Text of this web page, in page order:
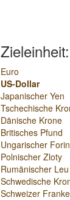
Zieleinheit:
Euro
US-Dollar
Japanischer Yen
Tschechische
Dänische Krone
Britisches Pfund
Ungarischer
Polnischer Zloty
Rumänischer Leu
Schwedische
Schweizer